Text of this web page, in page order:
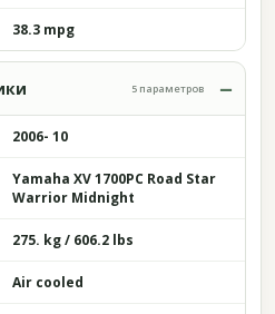
38.3 mpg
5 параметров
2006- 10
Yamaha XV 1700PC Road Star
Warrior Midnight
275. kg / 606.2 lbs
Air cooled